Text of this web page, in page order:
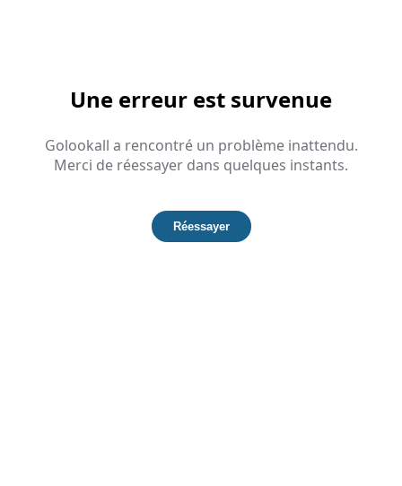
Une erreur est survenue
Golookall a rencontré un problème inattendu.
Merci de réessayer dans quelques instants.
Réessayer